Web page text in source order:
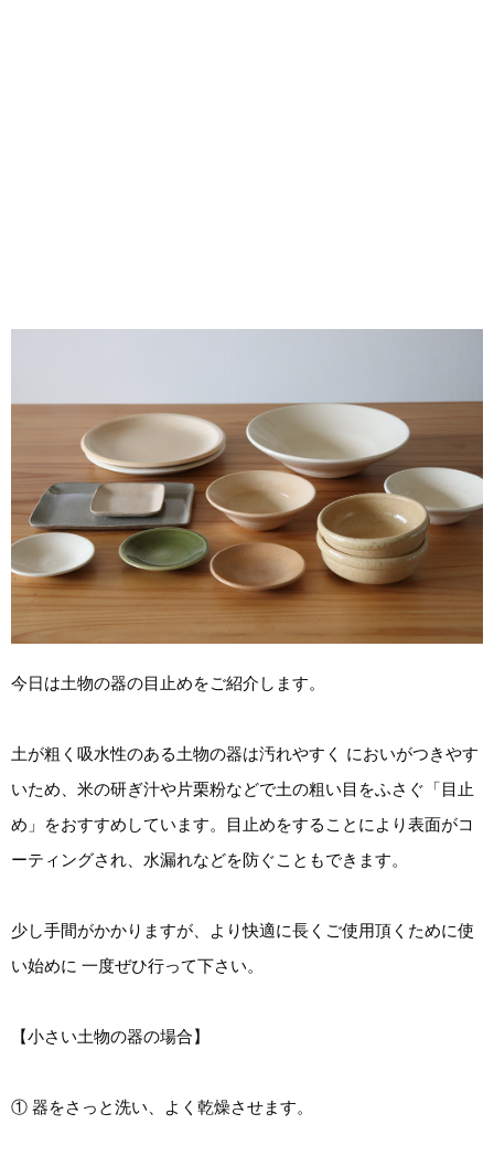
今日は土物の器の目止めをご紹介します。
土が粗く吸水性のある土物の器は汚れやすく においがつきやす
いため、米の研ぎ汁や片栗粉などで土の粗い目をふさぐ「目止
め」をおすすめしています。目止めをすることにより表面がコ
ーティングされ、水漏れなどを防ぐこともできます。
少し手間がかかりますが、より快適に長くご使用頂くために使
い始めに 一度ぜひ行って下さい。
【小さい土物の器の場合】
① 器をさっと洗い、よく乾燥させます。